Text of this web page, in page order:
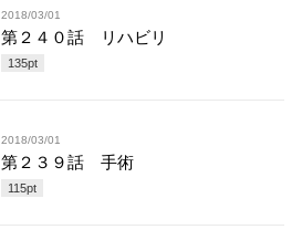
2018/03/01
第２４０話 リハビリ
135pt
2018/03/01
第２３９話 手術
115pt